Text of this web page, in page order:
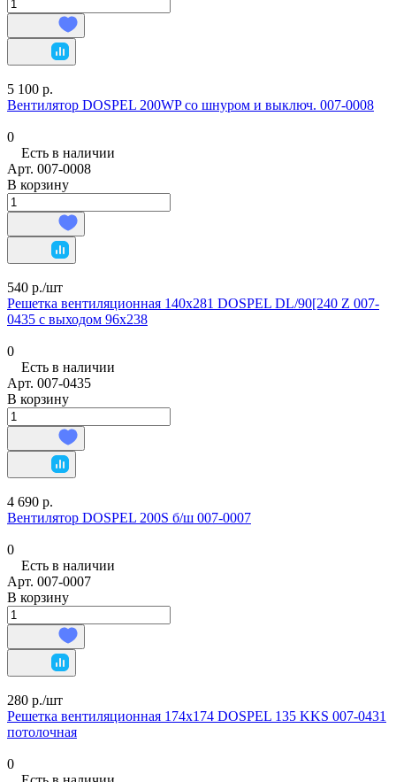
5 100 р.
Вентилятор DOSPEL 200WP со шнуром и выключ. 007-0008
0
Есть в наличии
Арт. 007-0008
В корзину
540 р./шт
Решетка вентиляционная 140х281 DOSPEL DL/90[240 Z 007-
0435 с выходом 96х238
0
Есть в наличии
Арт. 007-0435
В корзину
4 690 р.
Вентилятор DOSPEL 200S б/ш 007-0007
0
Есть в наличии
Арт. 007-0007
В корзину
280 р./шт
Решетка вентиляционная 174х174 DOSPEL 135 KKS 007-0431
потолочная
0